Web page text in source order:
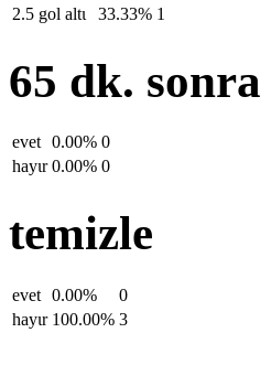
2.5 gol altι
33.33% 1
65 dk.
evet 0.00% 0
hayιr 0.00% 0
temizle
evet 0.00%
0
hayιr 100.00% 3